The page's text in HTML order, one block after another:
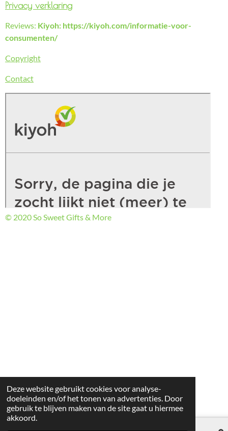
Deze website gebruikt cookies voor analyse-
doeleinden en/of het tonen van advertenties. Door
gebruik te blijven maken van de site gaat u hiermee
akkoord.
Privacy verklaring
Reviews: Kiyoh: https://kiyoh.com/informatie-voor-
consumenten/
Copyright
Contact
© 2020 So Sweet Gifts & More